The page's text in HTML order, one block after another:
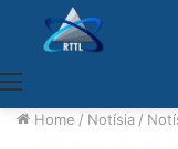
Home / Notísia /